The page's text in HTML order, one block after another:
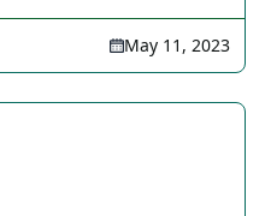
May 11, 2023